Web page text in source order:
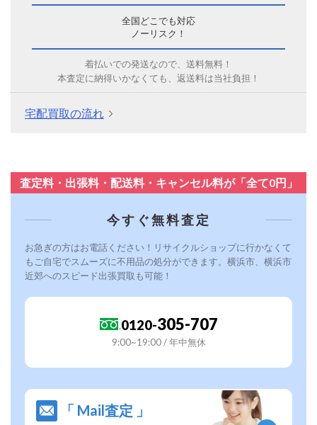
全国どこでも対応
ノーリスク！
着払いでの発送なので、送料無料！
本査定に納得いかなくても、返送料は当社負担！
宅配買取の流れ
査定料・出張料・配送料・キャンセル料が「全て0円」
今すぐ無料査定
お急ぎの方はお電話ください！リサイクルショップに行かなくて
もご自宅でスムーズに不用品の処分ができます。横浜市、横浜市
近郊へのスピード出張買取も可能！
0120-305-707
9:00~19:00 / 年中無休
「 Mail査定 」